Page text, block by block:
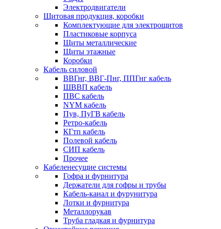
Электродвигатели
Щитовая продукция, коробки
Комплектующие для электрощитов
Пластиковые корпуса
Щиты металлические
Щиты этажные
Коробки
Кабель силовой
ВВГнг, ВВГ-Пнг, ППГнг кабель
ШВВП кабель
ПВС кабель
NYM кабель
Пув, ПуГВ кабель
Ретро-кабель
КГтп кабель
Полевой кабель
СИП кабель
Прочее
Кабеленесущие системы
Гофра и фурнитура
Держатели для гофры и трубы
Кабель-канал и фурунитура
Лотки и фурнитура
Металлорукав
Труба гладкая и фурнитура